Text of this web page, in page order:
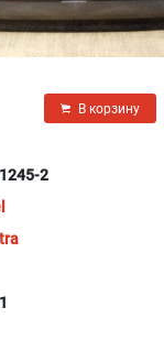
В корзину
2